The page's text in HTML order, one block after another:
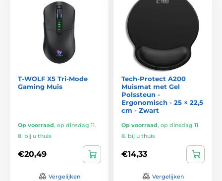
T-WOLF X5 Tri-Mode
Gaming Muis
Op voorraad, op dinsdag 11.
8. bij u thuis
€20,49
Vergelijken
Tech-Protect A200
Muismat met Gel
Polssteun -
Ergonomisch - 25 × 22,5
cm - Zwart
Op voorraad, op dinsdag 11.
8. bij u thuis
€14,33
Vergelijken